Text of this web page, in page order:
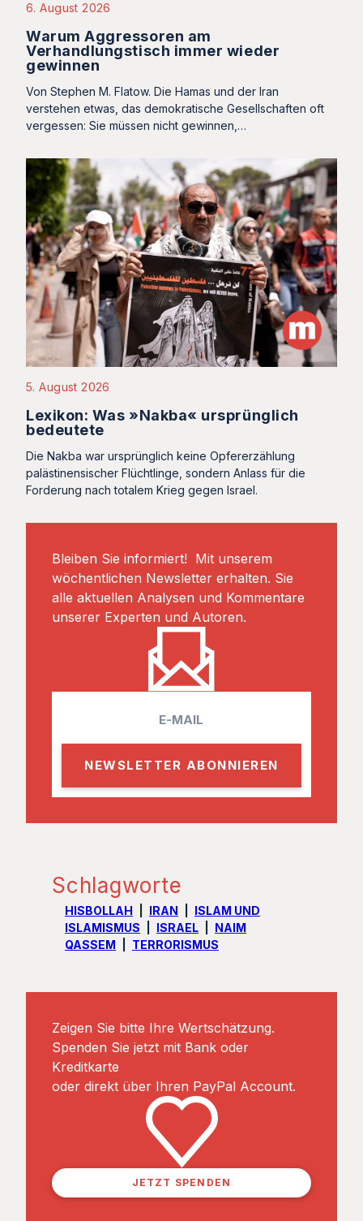
6. August 2026
Warum Aggressoren am
Verhandlungstisch immer wieder
gewinnen
Von Stephen M. Flatow. Die Hamas und der Iran
verstehen etwas, das demokratische Gesellschaften oft
vergessen: Sie müssen nicht gewinnen,…
5. August 2026
Lexikon: Was »Nakba« ursprünglich
bedeutete
Die Nakba war ursprünglich keine Opfererzählung
palästinensischer Flüchtlinge, sondern Anlass für die
Forderung nach totalem Krieg gegen Israel.
Bleiben Sie informiert! Mit unserem
wöchentlichen Newsletter erhalten. Sie
alle aktuellen Analysen und Kommentare
unserer Experten und Autoren.
l
Schlagworte
HISBOLLAH IRAN
ISLAM UND
ISLAMISMUS
ISRAEL
NAIM
QASSEM
TERRORISMUS
Zeigen Sie bitte Ihre Wertschätzung.
Spenden Sie jetzt mit Bank oder
Kreditkarte
oder direkt über Ihren PayPal Account.
JETZT SPENDEN